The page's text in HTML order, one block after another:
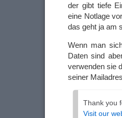
der gibt tiefe
eine Notlage
das geht ja am
Wenn man
Daten sind
verwenden sie
seiner
Thank you
Visit our